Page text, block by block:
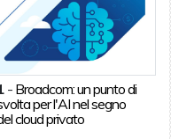
- Broadcom: un punto di
per l'AI nel segno
cloud privato